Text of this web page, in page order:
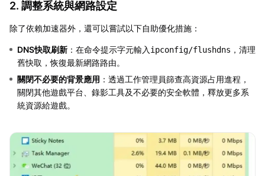
2. 調整系統與網路設定
除了依賴加速器外，還可以嘗試以下自助優化措施：
DNS快取刷新 ：在命令提示字元輸入 ipconfig/flushdns ，清理
舊快取，恢復最新網路路由。
關閉不必要的背景應用 ：透過工作管理員篩查高資源占用進程，
關閉其他遊戲平台、錄影工具及不必要的安全軟體，釋放更多系
統資源給遊戲。